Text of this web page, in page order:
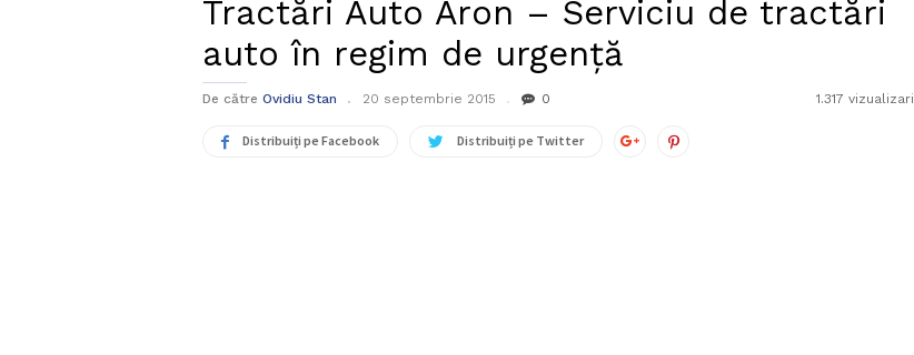
Tractări Auto Aron – Serviciu de tractări
auto în regim de urgență
De către Ovidiu Stan 20 septembrie 2015 0 1.317 vizualizari
Distribuiți pe Facebook Distribuiți pe Twitter